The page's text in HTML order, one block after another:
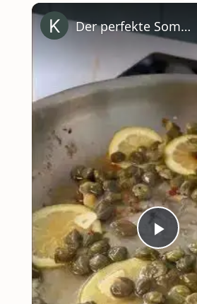
Der perfekte Sommer-Salat